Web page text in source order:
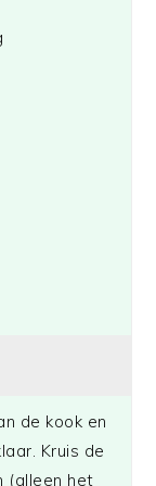
de kook en
Kruis de
(alleen het